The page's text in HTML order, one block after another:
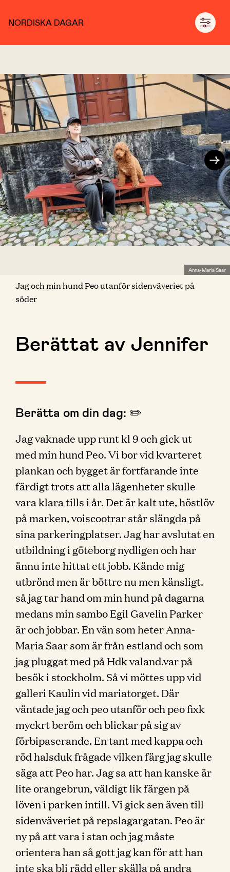
NORDISKA DAGAR
Anna-Maria Saar
Jag och min hund Peo utanför sidenväveriet på
söder
Berättat av Jennifer
Berätta om din dag: ✏️
Jag vaknade upp runt kl 9 och gick ut
med min hund Peo. Vi bor vid kvarteret
plankan och bygget är fortfarande inte
färdigt trots att alla lägenheter skulle
vara klara tills i år. Det är kalt ute, höstlöv
på marken, voiscootrar står slängda på
sina parkeringplatser. Jag har avslutat en
utbildning i göteborg nydligen och har
ännu inte hittat ett jobb. Kände mig
utbrönd men är böttre nu men känsligt.
så jag tar hand om min hund på dagarna
medans min sambo Egil Gavelin Parker
är och jobbar. En vän som heter Anna-
Maria Saar som är från estland och som
jag pluggat med på Hdk valand.var på
besök i stockholm. Så vi möttes upp vid
galleri Kaulin vid mariatorget. Där
väntade jag och peo utanför och peo fixk
myckrt beröm och blickar på sig av
förbipaserande. En tant med kappa och
röd halsduk frågade vilken färg jag skulle
säga att Peo har. Jag sa att han kanske är
lite orangebrun, väldigt lik färgen på
löven i parken intill. Vi gick sen även till
sidenväveriet på repslagargatan. Peo är
ny på att vara i stan och jag måste
orientera han så gott jag kan för att han
inte ska bli rädd eller skälla på andra